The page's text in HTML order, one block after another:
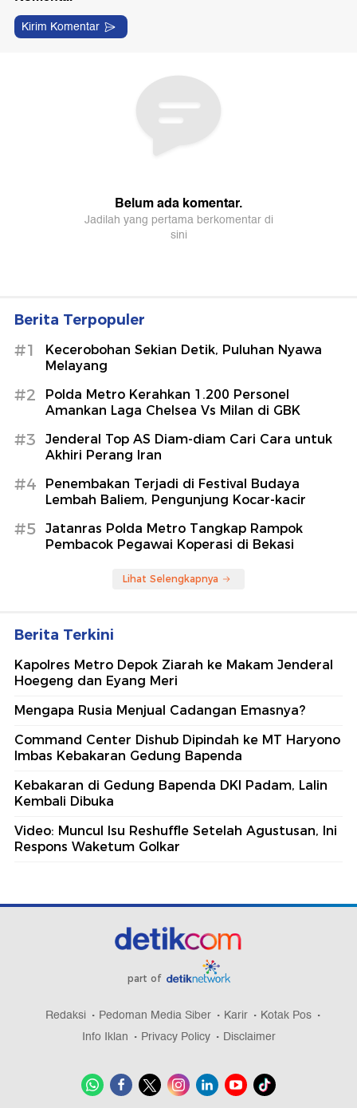
Berita Terpopuler
#1
Kecerobohan Sekian Detik, Puluhan Nyawa
Melayang
#2
Polda Metro Kerahkan 1.200 Personel
Amankan Laga Chelsea Vs Milan di GBK
#3
Jenderal Top AS Diam-diam Cari Cara untuk
Akhiri Perang Iran
#4
Penembakan Terjadi di Festival Budaya
Lembah Baliem, Pengunjung Kocar-kacir
#5
Jatanras Polda Metro Tangkap Rampok
Pembacok Pegawai Koperasi di Bekasi
Lihat Selengkapnya
Berita Terkini
Kapolres Metro Depok Ziarah ke Makam Jenderal
Hoegeng dan Eyang Meri
Mengapa Rusia Menjual Cadangan Emasnya?
Command Center Dishub Dipindah ke MT Haryono
Imbas Kebakaran Gedung Bapenda
Kebakaran di Gedung Bapenda DKI Padam, Lalin
Kembali Dibuka
Video: Muncul Isu Reshuffle Setelah Agustusan, Ini
Respons Waketum Golkar
part of
Redaksi Pedoman Media Siber Karir
Kotak Pos
Info Iklan
Privacy Policy Disclaimer